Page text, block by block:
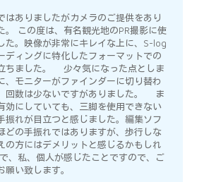
はありましたがカメラのご提供をあり
。 この度は、有名観光地のPR撮影に使
た。映像が非常にキレイな上に、S-log
ディングに特化したフォーマットでの
ちました。 少々気になった点としま
、モニターがファインダーに切り替わ
回数は少ないですがありました。 ま
効にしていても、三脚を使用できない
振れが目立つと感じました。編集ソフ
どの手振れではありますが、歩行しな
の方にはデメリットと感じるかもしれ
私、個人が感じたことですので、ご
い致します。